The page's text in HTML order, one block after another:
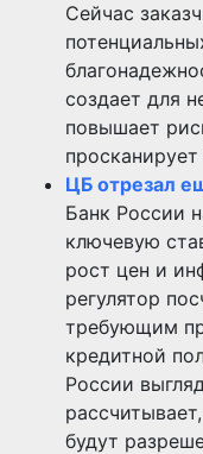
Сейчас
создает для
повышает
ЦБ отрезал
Банк России
ключевую
рост цен и
регулятор
требующим
кредитной
России
будут